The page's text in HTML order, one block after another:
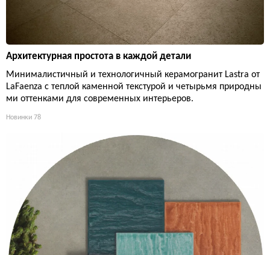
Архитектурная простота в каждой детали
Минималистичный и технологичный керамогранит Lastra от
LaFaenza с теплой каменной текстурой и четырьмя природны
ми оттенками для современных интерьеров.
Новинки 78